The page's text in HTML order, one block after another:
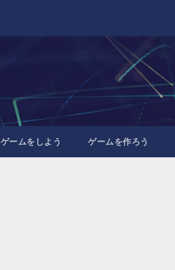
ゲームをしよう ゲームを作ろう